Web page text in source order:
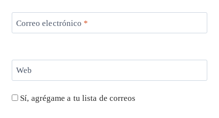
Correo electrónico *
Web
Sí, agrégame a tu lista de correos